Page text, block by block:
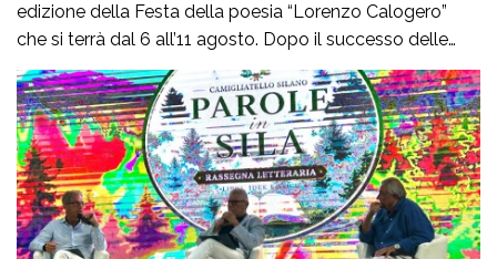
edizione della Festa della poesia “Lorenzo Calogero”
che si terrà dal 6 all’11 agosto. Dopo il successo delle
prime due edizioni, nel 2024 e nel 2025, che hanno
portato nell’entroterra calabrese autorevoli protagonisti
della cultura italiana e internazionale, anche per
quest’annoLYRIKS – Laboratorio Interdisciplinare […]